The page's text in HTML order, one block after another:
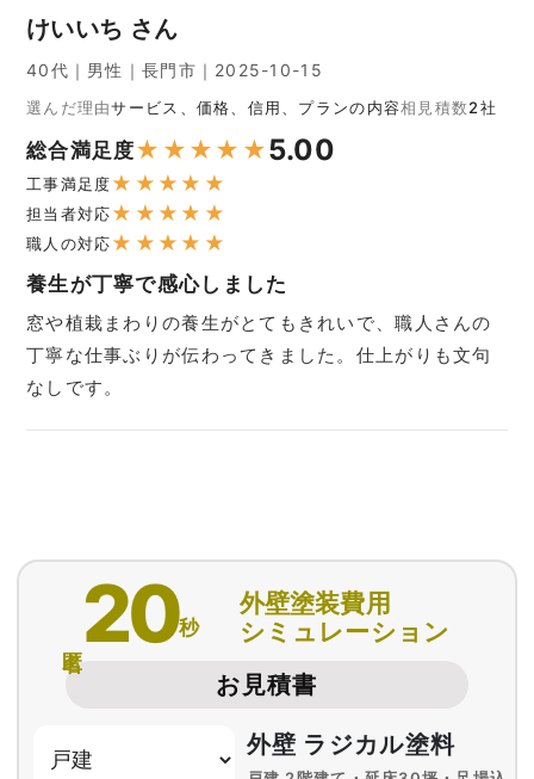
けいいち さん
40代｜男性｜長門市｜2025-10-15
選んだ理由サービス、価格、信用、プランの内容相見積数2社
総合満足度★ ★ ★ ★ ★5.00
工事満足度★ ★ ★ ★ ★
担当者対応★ ★ ★ ★ ★
職人の対応★ ★ ★ ★ ★
養生が丁寧で感心しました
窓や植栽まわりの養生がとてもきれいで、職人さんの
丁寧な仕事ぶりが伝わってきました。仕上がりも文句
なしです。
20秒
外壁塗装費用
シミュレーション
お見積書
外壁 ラジカル塗料